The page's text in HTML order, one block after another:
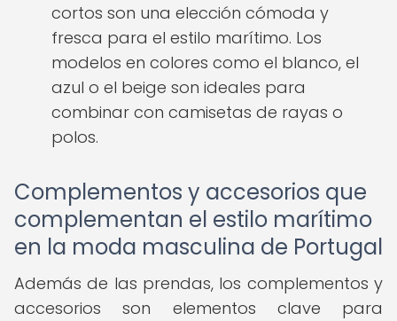
cortos son una elección cómoda y
fresca para el estilo marítimo. Los
modelos en colores como el blanco, el
azul o el beige son ideales para
combinar con camisetas de rayas o
polos.
Complementos y accesorios que
complementan el estilo marítimo
en la moda masculina de Portugal
Además de las prendas, los complementos y
accesorios son elementos clave para